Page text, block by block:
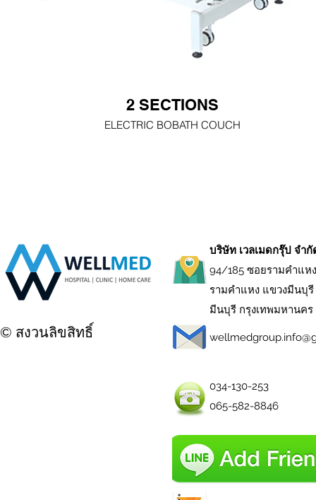
2 SECTIONS
ELECTRIC BOBATH COUCH
บริษัท เวลเมดกรุ๊ป จำ
94/185 ซอยรามคำแห
รามคำแหง แขวงมีนบุรี
มีนบุรี กรุงเทพมหานคร
© สงวนลิขสิทธิ์
034-130-253
065-582-8846